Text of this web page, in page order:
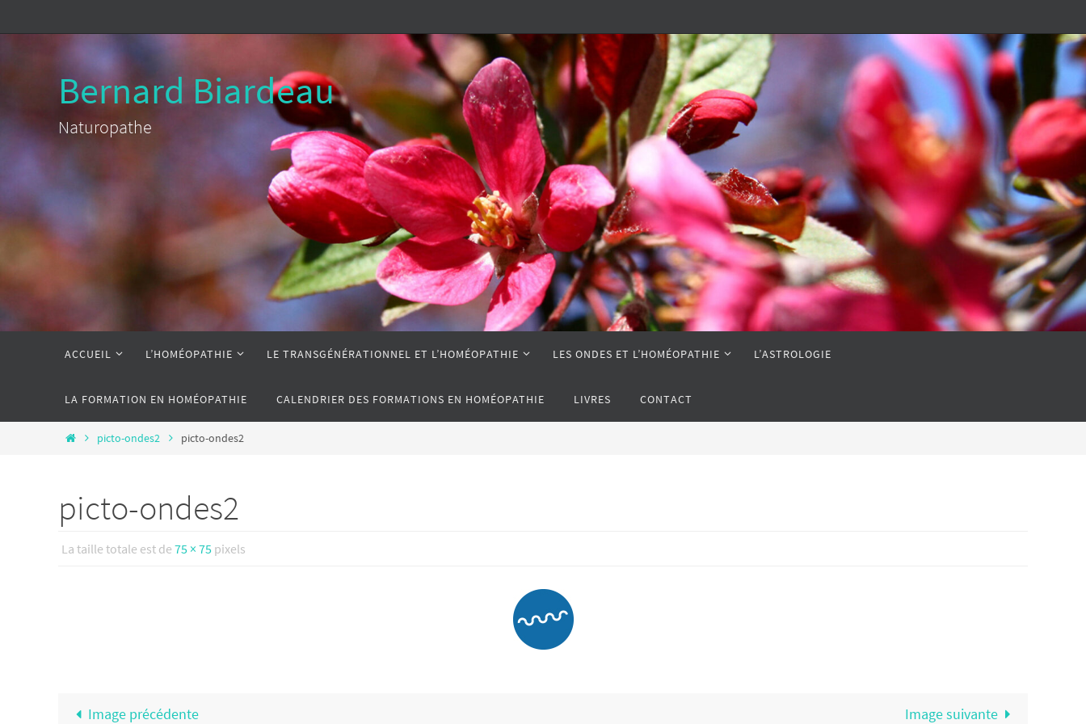
vers
Bernard Biardeau
Naturopathe
ACCUEIL L’HOMÉOPATHIE LE TRANSGÉNÉRATIONNEL ET L’HOMÉOPATHIE LES ONDES ET L’HOMÉOPATHIE L’ASTROLOGIE
LA FORMATION EN HOMÉOPATHIE CALENDRIER DES FORMATIONS EN HOMÉOPATHIE LIVRES CONTACT
Homepicto-ondes2 picto-ondes2
picto-ondes2
La taille totale est de 75 × 75 pixels
Image précédente Image suivante